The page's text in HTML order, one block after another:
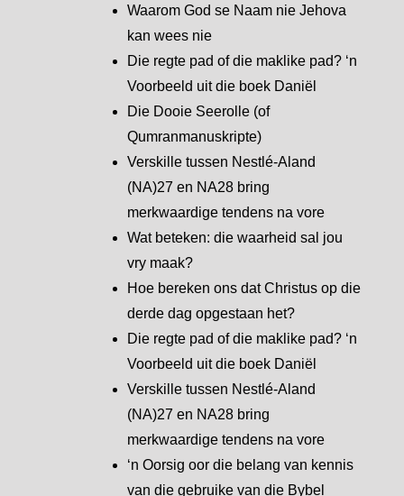
Waarom God se Naam nie Jehova
kan wees nie
Die regte pad of die maklike pad? ‘n
Voorbeeld uit die boek Daniël
Die Dooie Seerolle (of
Qumranmanuskripte)
Verskille tussen Nestlé-Aland
(NA)27 en NA28 bring
merkwaardige tendens na vore
Wat beteken: die waarheid sal jou
vry maak?
Hoe bereken ons dat Christus op die
derde dag opgestaan het?
Die regte pad of die maklike pad? ‘n
Voorbeeld uit die boek Daniël
Verskille tussen Nestlé-Aland
(NA)27 en NA28 bring
merkwaardige tendens na vore
‘n Oorsig oor die belang van kennis
van die gebruike van die Bybel